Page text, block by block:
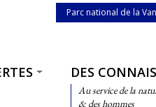
Menu du parc
Parc national de la
DES
Au service de la
& des hommes